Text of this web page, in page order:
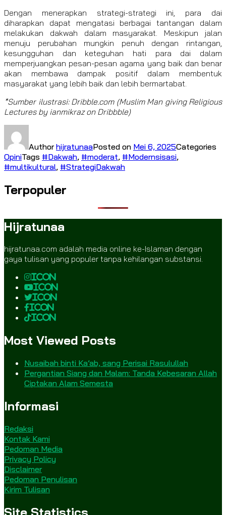
Dengan menerapkan strategi-strategi ini, para dai
diharapkan dapat mengatasi berbagai tantangan dalam
melakukan dakwah dalam masyarakat. Meskipun jalan
menuju perubahan mungkin penuh dengan rintangan,
kesungguhan dan keteguhan hati para dai dalam
memperjuangkan pesan-pesan agama yang baik dan benar
akan membawa dampak positif dalam membentuk
masyarakat yang lebih baik dan lebih bermartabat.
*Sumber ilustrasi: Dribble.com (Muslim Man giving Religious
Lectures by ianmikraz on Dribbble)
AuthorhijratunaaPosted on Mei 6, 2025Categories
OpiniTags #Dakwah, #moderat, #Modernsisasi,
#multikultural, #StrategiDakwah
Terpopuler
Hijratunaa
hijratunaa.com adalah media online ke-Islaman dengan
gaya tulisan yang populer tanpa kehilangan substansi.
icon
icon
icon
icon
icon
Most Viewed Posts
Nusaibah binti Ka’ab, sang Perisai Rasulullah
Pergantian Siang dan Malam: Tanda Kebesaran Allah
Ciptakan Alam Semesta
Informasi
Redaksi
Kontak Kami
Pedoman Media
Privacy Policy
Disclaimer
Pedoman Penulisan
Kirim Tulisan
Site Statistics